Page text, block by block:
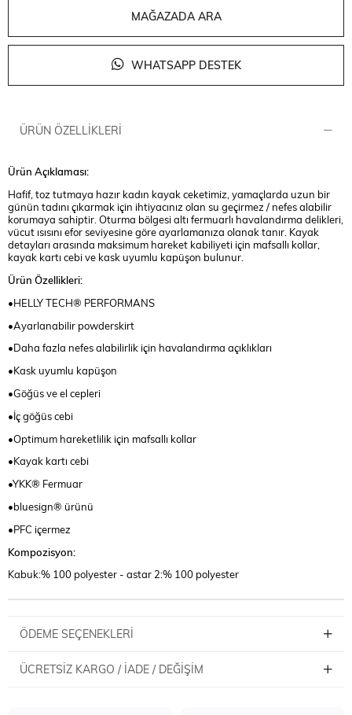
MAĞAZADA ARA
WHATSAPP DESTEK
ÜRÜN ÖZELLIKLERI
Ürün Açıklaması:
Hafif, toz tutmaya hazır kadın kayak ceketimiz, yamaçlarda uzun bir
günün tadını çıkarmak için ihtiyacınız olan su geçirmez / nefes alabilir
korumaya sahiptir. Oturma bölgesi altı fermuarlı havalandırma delikleri,
vücut ısısını efor seviyesine göre ayarlamanıza olanak tanır. Kayak
detayları arasında maksimum hareket kabiliyeti için mafsallı kollar,
kayak kartı cebi ve kask uyumlu kapüşon bulunur.
Ürün Özellikleri:
•HELLY TECH® PERFORMANS
•Ayarlanabilir powderskirt
•Daha fazla nefes alabilirlik için havalandırma açıklıkları
•Kask uyumlu kapüşon
•Göğüs ve el cepleri
•İç göğüs cebi
•Optimum hareketlilik için mafsallı kollar
•Kayak kartı cebi
•YKK® Fermuar
•bluesign® ürünü
•PFC içermez
Kompozisyon:
Kabuk:% 100 polyester - astar 2:% 100 polyester
ÖDEME SEÇENEKLERI
ÜCRETSIZ KARGO / İADE / DEĞIŞIM